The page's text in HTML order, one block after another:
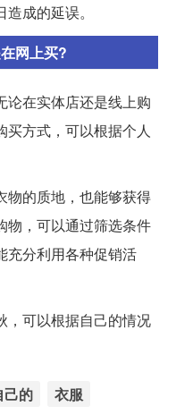
成的延误。
网上买?
论在实体店还是线上购
买方式，可以根据个人
物的质地，也能够获得
物，可以通过筛选条件
充分利用各种促销活
，可以根据自己的情况
己的 衣服